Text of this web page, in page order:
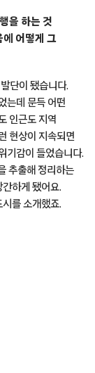
을 하는 것
에 어떻게 그
단이 됐습니다.
는데 문득 어떤
인근도 지역
현상이 지속되면
기감이 들었습니다.
추출해 정리하는
하게 됐어요.
를 소개했죠.